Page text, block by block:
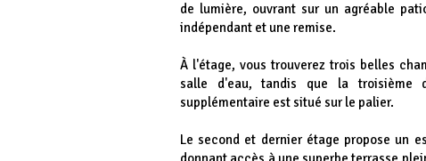
de lumière, ouvrant sur un agréable
indépendant et une remise.
À l'étage, vous trouverez trois belles
salle d'eau, tandis que la troisième
supplémentaire est situé sur le palier.
Le second et dernier étage propose un